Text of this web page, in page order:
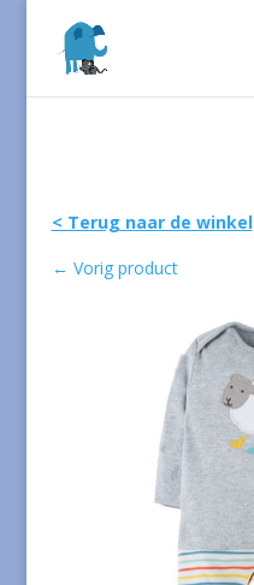
< Terug naar de winkel
← Vorig product